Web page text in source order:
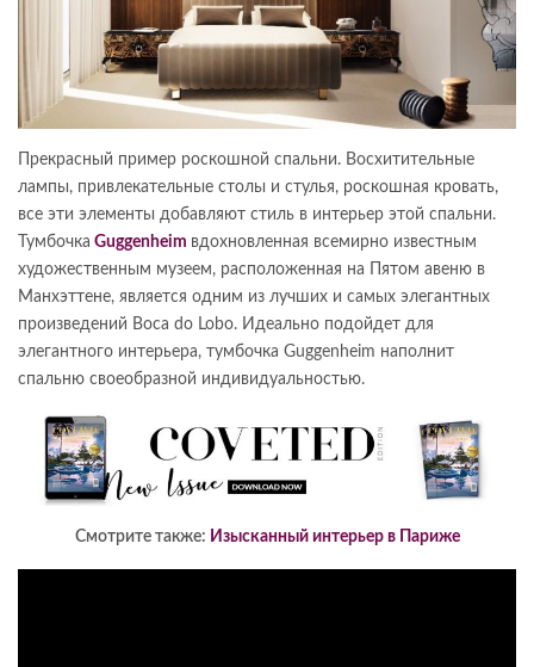
Прекрасный пример роскошной спальни. Восхитительные
лампы, привлекательные столы и стулья, роскошная кровать,
все эти элементы добавляют стиль в интерьер этой спальни.
Тумбочка Guggenheim вдохновленная всемирно известным
художественным музеем, расположенная на Пятом авеню в
Манхэттене, является одним из лучших и самых элегантных
произведений Boca do Lobo. Идеально подойдет для
элегантного интерьера, тумбочка Guggenheim наполнит
спальню своеобразной индивидуальностью.
Смотрите также: Изысканный интерьер в Париже